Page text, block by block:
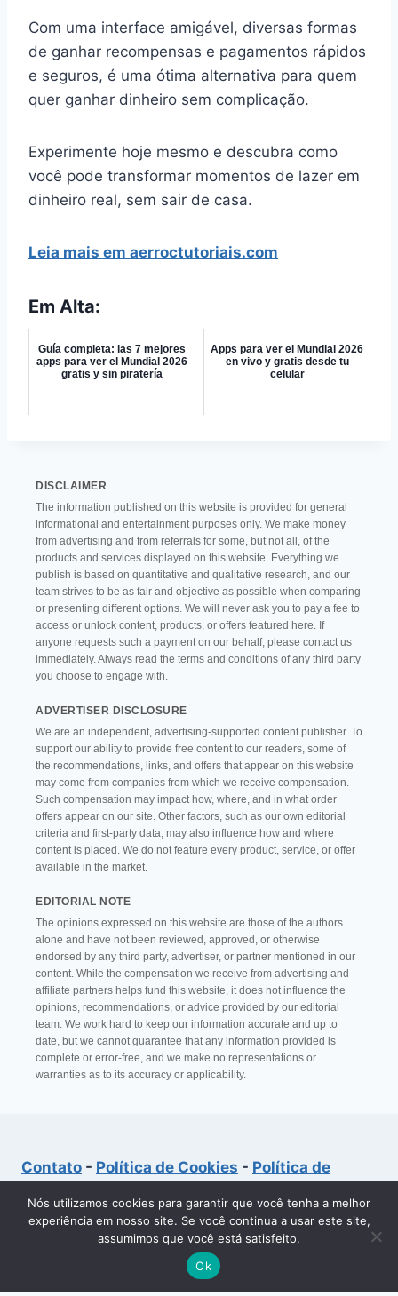
Com uma interface amigável, diversas formas
de ganhar recompensas e pagamentos rápidos
e seguros, é uma ótima alternativa para quem
quer ganhar dinheiro sem complicação.
Experimente hoje mesmo e descubra como
você pode transformar momentos de lazer em
dinheiro real, sem sair de casa.
Leia mais em aerroctutoriais.com
Em Alta:
Guía completa: las 7 mejores
apps para ver el Mundial 2026
gratis y sin piratería
Apps para ver el Mundial 2026
en vivo y gratis desde tu
celular
DISCLAIMER
The information published on this website is provided for general
informational and entertainment purposes only. We make money
from advertising and from referrals for some, but not all, of the
products and services displayed on this website. Everything we
publish is based on quantitative and qualitative research, and our
team strives to be as fair and objective as possible when comparing
or presenting different options. We will never ask you to pay a fee to
access or unlock content, products, or offers featured here. If
anyone requests such a payment on our behalf, please contact us
immediately. Always read the terms and conditions of any third party
you choose to engage with.
ADVERTISER DISCLOSURE
We are an independent, advertising-supported content publisher. To
support our ability to provide free content to our readers, some of
the recommendations, links, and offers that appear on this website
may come from companies from which we receive compensation.
Such compensation may impact how, where, and in what order
offers appear on our site. Other factors, such as our own editorial
criteria and first-party data, may also influence how and where
content is placed. We do not feature every product, service, or offer
available in the market.
EDITORIAL NOTE
The opinions expressed on this website are those of the authors
alone and have not been reviewed, approved, or otherwise
endorsed by any third party, advertiser, or partner mentioned in our
content. While the compensation we receive from advertising and
affiliate partners helps fund this website, it does not influence the
opinions, recommendations, or advice provided by our editorial
team. We work hard to keep our information accurate and up to
date, but we cannot guarantee that any information provided is
complete or error-free, and we make no representations or
warranties as to its accuracy or applicability.
© 2026 Aerroc Tutoriais
Contato - Política de Cookies - Política de
Nós utilizamos cookies para garantir que você tenha a melhor
experiência em nosso site. Se você continua a usar este site,
assumimos que você está satisfeito.
Ok